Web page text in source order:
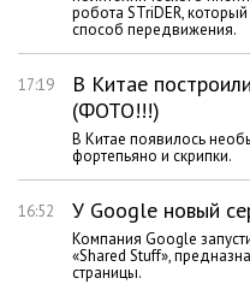
робота STriDER,
способ передвижения.
17:19
В Китае
(ФОТО!!!)
В Китае появилось
фортепьяно и скрипки.
16:52 У Google новый
Компания Google
«Shared Stuff»,
страницы.